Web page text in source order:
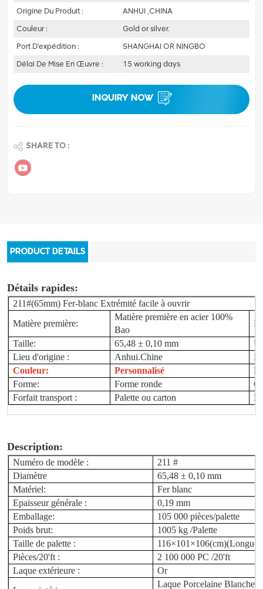
Origine Du Produit :
ANHUI ,CHINA
Couleur :
Gold or silver.
Port D'expédition :
SHANGHAI OR NINGBO
Délai De Mise En Œuvre :
15 working days
INQUIRY NOW
SHARE TO :
PRODUCT DETAILS
Détails rapides:
211#(65mm) Fer-blanc Extrémité facile à ouvrir
Matière première:
Matière première en acier 100%
Bao
Taille:
65,48 ± 0,10 mm
Lieu d'origine :
Anhui.Chine
Couleur:
Personnalisé
Forme:
Forme ronde
Forfait transport :
Palette ou carton
Description:
Numéro de modèle :
211 #
Diamètre
65,48 ± 0,10 mm
Matériel:
Fer blanc
Epaisseur générale :
0,19 mm
Emballage:
105 000 pièces/palette
Poids brut:
1005 kg /Palette
Taille de palette :
Pièces/20'ft :
2 100 000 PC /20'ft
Laque extérieure :
Or
Laque Porcelaine Blanche